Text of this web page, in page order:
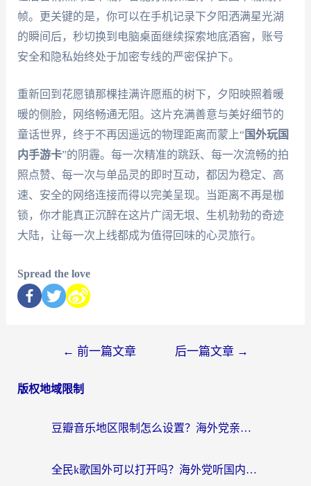
帧。更关键的是，你可以在手机记录下夕阳洒满星光湖
的瞬间后，秒切换到电脑桌面继续探索地底酒窖，账号
安全和隐私始终处于加密专线的严密保护下。
重新回到花愿镇那棵挂满许愿瓶的树下，夕阳映照着暖
暖的侧脸，网络畅通无阻。这片充满善意与美好细节的
童话世界，终于不再因遥远的物理距离而蒙上“国外玩国
内手游卡”的阴霾。每一次精准的跳跃、每一次流畅的拍
照点赞、每一次与单品灵的即时互动，都因为稳定、高
速、安全的网络连接而得以完美呈现。当距离不再是枷
锁，你才能真正沉醉在这片广阔无垠、生机勃勃的奇迹
大陆，让每一次上线都成为值得回味的心灵旅行。
Spread the love
← 前一篇文章 后一篇文章 →
版权地域限制
豆瓣音乐地区限制怎么设置？海外党亲测有效的回国加速方案来了
全民k歌国外可以打开吗？海外党听国内音乐听书的实用指南